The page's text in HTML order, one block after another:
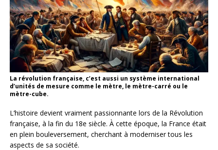
La révolution française, c’est aussi un système international
d’unités de mesure comme le mètre, le mètre-carré ou le
mètre-cube.
L’histoire devient vraiment passionnante lors de la Révolution
française, à la fin du 18e siècle. À cette époque, la France était
en plein bouleversement, cherchant à moderniser tous les
aspects de sa société.